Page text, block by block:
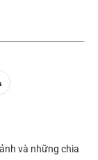
và những chia